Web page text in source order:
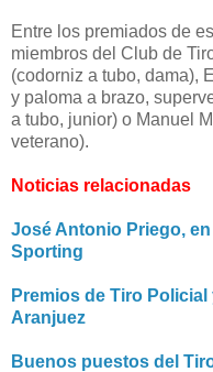
Entre los premiados de
miembros del Club de
(codorniz a tubo, dama),
y paloma a brazo,
a tubo, junior) o Manuel
veterano).
Noticias relacionadas
José Antonio Priego,
Sporting
Premios de Tiro
Aranjuez
Buenos puestos del